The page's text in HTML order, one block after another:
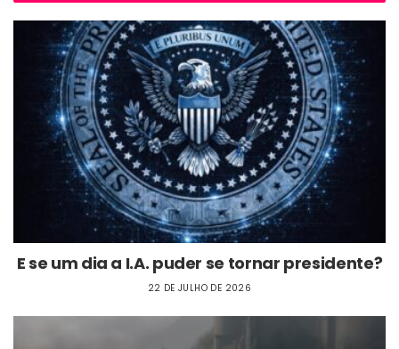
E se um dia a I.A. puder se tornar presidente?
22 DE JULHO DE 2026